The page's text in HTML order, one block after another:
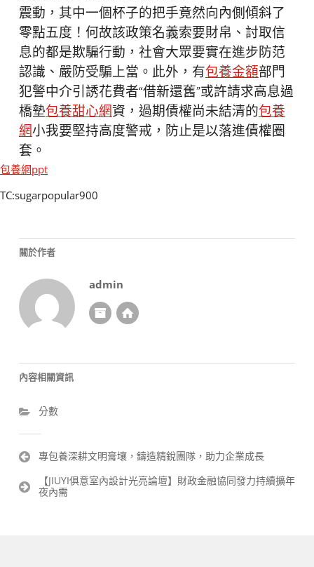
震動，其中一個杯子的把手竟然向內側傾斜了
零點五度！何故該政策名義索要財帛、討取信
息的都是欺騙行動，社會大眾要實在進步防范
認識、嚴防受騙上當。此外，有包養金額部門
犯警中介引誘花費者“借新還舊”或許請求高息過
橋墊包養甜心網資，過期債權尚未結清的包養
網小我要堅持高度警戒，防止是以落進債權圈
套。
包養網ppt
TC:sugarpopular900
關於作者
admin
內容相關資訊
分數
文
導
專包養深耕文明膏壤，鑄造精銳團隊，助力企業成長
【JIUYI俱意室內設計光亮論壇】財政金融協同發力持續擴年
夜內需